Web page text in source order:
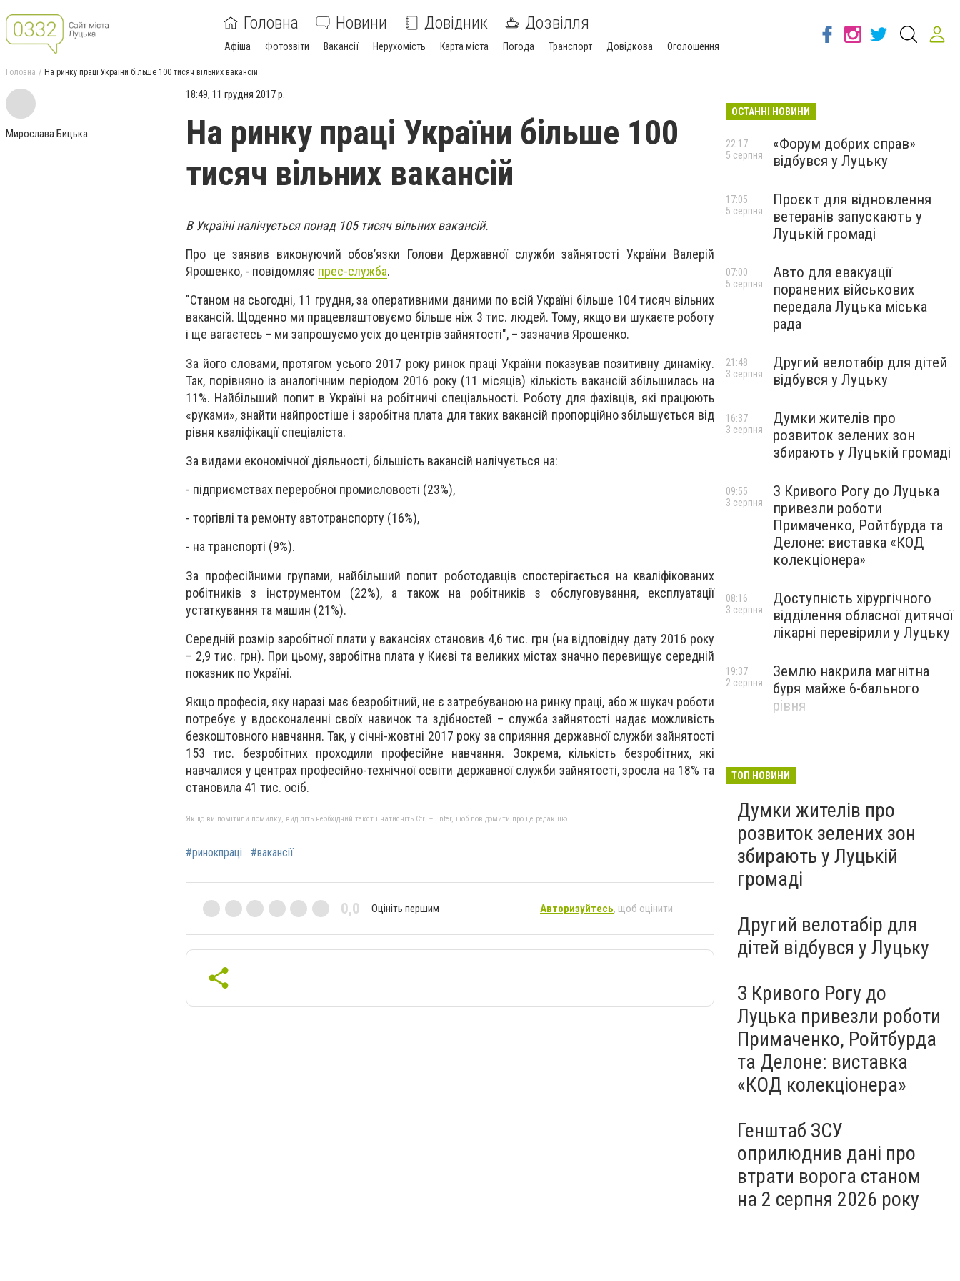
Головна Новини Довідник Дозвілля
Афіша Фотозвіти Вакансії Нерухомість Карта міста Погода Транспорт Довідкова Оголошення
Головна На ринку праці України більше 100 тисяч вільних вакансій
Мирослава Бицька
18:49, 11 грудня 2017 р.
На ринку праці України більше 100
тисяч вільних вакансій
В Україні налічується понад 105 тисяч вільних вакансій.
Про це заявив виконуючий обов’язки Голови Державної служби зайнятості України Валерій
Ярошенко, - повідомляє прес-служба.
"Станом на сьогодні, 11 грудня, за оперативними даними по всій Україні більше 104 тисяч вільних
вакансій. Щоденно ми працевлаштовуємо більше ніж 3 тис. людей. Тому, якщо ви шукаєте роботу
і ще вагаєтесь – ми запрошуємо усіх до центрів зайнятості", – зазначив Ярошенко.
За його словами, протягом усього 2017 року ринок праці України показував позитивну динаміку.
Так, порівняно із аналогічним періодом 2016 року (11 місяців) кількість вакансій збільшилась на
11%. Найбільший попит в Україні на робітничі спеціальності. Роботу для фахівців, які працюють
«руками», знайти найпростіше і заробітна плата для таких вакансій пропорційно збільшується від
рівня кваліфікації спеціаліста.
За видами економічної діяльності, більшість вакансій налічується на:
- підприємствах переробної промисловості (23%),
- торгівлі та ремонту автотранспорту (16%),
- на транспорті (9%).
За професійними групами, найбільший попит роботодавців спостерігається на кваліфікованих
робітників з інструментом (22%), а також на робітників з обслуговування, експлуатації
устаткування та машин (21%).
Середній розмір заробітної плати у вакансіях становив 4,6 тис. грн (на відповідну дату 2016 року
– 2,9 тис. грн). При цьому, заробітна плата у Києві та великих містах значно перевищує середній
показник по Україні.
Якщо професія, яку наразі має безробітний, не є затребуваною на ринку праці, або ж шукач роботи
потребує у вдосконаленні своїх навичок та здібностей – служба зайнятості надає можливість
безкоштовного навчання. Так, у січні-жовтні 2017 року за сприяння державної служби зайнятості
153 тис. безробітних проходили професійне навчання. Зокрема, кількість безробітних, які
навчалися у центрах професійно-технічної освіти державної служби зайнятості, зросла на 18% та
становила 41 тис. осіб.
Якщо ви помітили помилку, виділіть необхідний текст і натисніть Ctrl + Enter, щоб повідомити про це редакцію
#ринокпраці #вакансії
0,0 Оцініть першим Авторизуйтесь, щоб оцінити
ОСТАННІ НОВИНИ
«Форум добрих справ»
відбувся у Луцьку
22:17
5 серпня
Проєкт для відновлення
ветеранів запускають у
Луцькій громаді
17:05
5 серпня
Авто для евакуації
поранених військових
передала Луцька міська
рада
07:00
5 серпня
Другий велотабір для дітей
відбувся у Луцьку
21:48
3 серпня
Думки жителів про
розвиток зелених зон
збирають у Луцькій громаді
16:37
3 серпня
З Кривого Рогу до Луцька
привезли роботи
Примаченко, Ройтбурда та
Делоне: виставка «КОД
колекціонера»
09:55
3 серпня
Доступність хірургічного
відділення обласної дитячої
лікарні перевірили у Луцьку
08:16
3 серпня
Землю накрила магнітна
буря майже 6-бального
рівня
19:37
2 серпня
ТОП НОВИНИ
Думки жителів про
розвиток зелених зон
збирають у Луцькій
громаді
Другий велотабір для
дітей відбувся у Луцьку
З Кривого Рогу до
Луцька привезли роботи
Примаченко, Ройтбурда
та Делоне: виставка
«КОД колекціонера»
Генштаб ЗСУ
оприлюднив дані про
втрати ворога станом
на 2 серпня 2026 року